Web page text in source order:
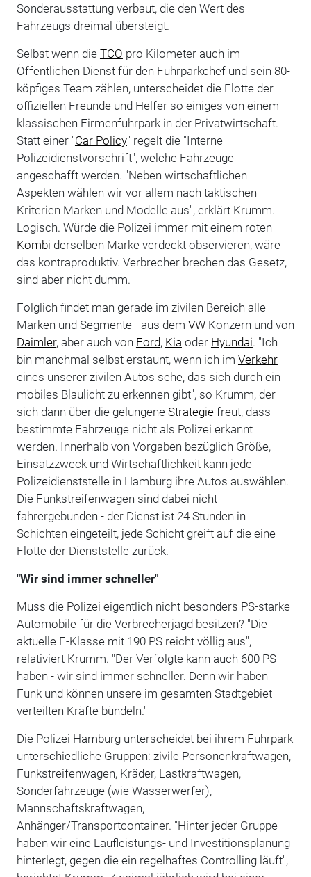
Sonderausstattung verbaut, die den Wert des
Fahrzeugs dreimal übersteigt.
Selbst wenn die TCO pro Kilometer auch im
Öffentlichen Dienst für den Fuhrparkchef und sein 80-
köpfiges Team zählen, unterscheidet die Flotte der
offiziellen Freunde und Helfer so einiges von einem
klassischen Firmenfuhrpark in der Privatwirtschaft.
Statt einer "Car Policy" regelt die "Interne
Polizeidienstvorschrift", welche Fahrzeuge
angeschafft werden. "Neben wirtschaftlichen
Aspekten wählen wir vor allem nach taktischen
Kriterien Marken und Modelle aus", erklärt Krumm.
Logisch. Würde die Polizei immer mit einem roten
Kombi derselben Marke verdeckt observieren, wäre
das kontraproduktiv. Verbrecher brechen das Gesetz,
sind aber nicht dumm.
Folglich findet man gerade im zivilen Bereich alle
Marken und Segmente - aus dem VWKonzern und von
Daimler, aber auch von Ford, Kia oder Hyundai. "Ich
bin manchmal selbst erstaunt, wenn ich im Verkehr
eines unserer zivilen Autos sehe, das sich durch ein
mobiles Blaulicht zu erkennen gibt", so Krumm, der
sich dann über die gelungene Strategiefreut, dass
bestimmte Fahrzeuge nicht als Polizei erkannt
werden. Innerhalb von Vorgaben bezüglich Größe,
Einsatzzweck und Wirtschaftlichkeit kann jede
Polizeidienststelle in Hamburg ihre Autos auswählen.
Die Funkstreifenwagen sind dabei nicht
fahrergebunden - der Dienst ist 24 Stunden in
Schichten eingeteilt, jede Schicht greift auf die eine
Flotte der Dienststelle zurück.
"Wir sind immer schneller"
Muss die Polizei eigentlich nicht besonders PS-starke
Automobile für die Verbrecherjagd besitzen? "Die
aktuelle E-Klasse mit 190 PS reicht völlig aus",
relativiert Krumm. "Der Verfolgte kann auch 600 PS
haben - wir sind immer schneller. Denn wir haben
Funk und können unsere im gesamten Stadtgebiet
verteilten Kräfte bündeln."
Die Polizei Hamburg unterscheidet bei ihrem Fuhrpark
unterschiedliche Gruppen: zivile Personenkraftwagen,
Funkstreifenwagen, Kräder, Lastkraftwagen,
Sonderfahrzeuge (wie Wasserwerfer),
Mannschaftskraftwagen,
Anhänger/Transportcontainer. "Hinter jeder Gruppe
haben wir eine Laufleistungs- und Investitionsplanung
hinterlegt, gegen die ein regelhaftes Controlling läuft",